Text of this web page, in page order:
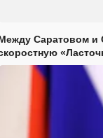
Саратовом и